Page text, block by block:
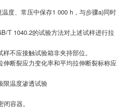
度、常压中保存1 000 h，与步骤a)同时
T 1040.2的试验方法对上述试样进行拉
不应接触试验箱非夹持部位。
伸断裂应力变化率和平均拉伸断裂标称应
限温度渗透试验
容器。